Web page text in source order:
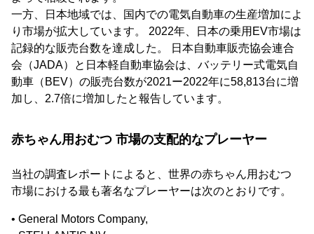
一方、日本地域では、国内での電気自動車の生産増加によ
り市場が拡大しています。 2022年、日本の乗用EV市場は
記録的な販売台数を達成した。 日本自動車販売協会連合
会（JADA）と日本軽自動車協会は、バッテリー式電気自
動車（BEV）の販売台数が2021ー2022年に58,813台に増
加し、2.7倍に増加したと報告しています。
赤ちゃん用おむつ 市場の支配的なプレーヤー
当社の調査レポートによると、世界の赤ちゃん用おむつ
市場における最も著名なプレーヤーは次のとおりです。
• General Motors Company,